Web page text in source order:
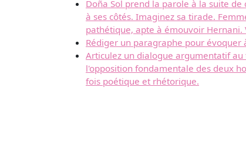
Doña Sol prend la parole à la suite
à ses côtés. Imaginez sa tirade.
pathétique, apte à émouvoir
Rédiger un paragraphe pour évoquer
Articulez un dialogue argumentatif
l'opposition fondamentale des deux
fois poétique et rhétorique.